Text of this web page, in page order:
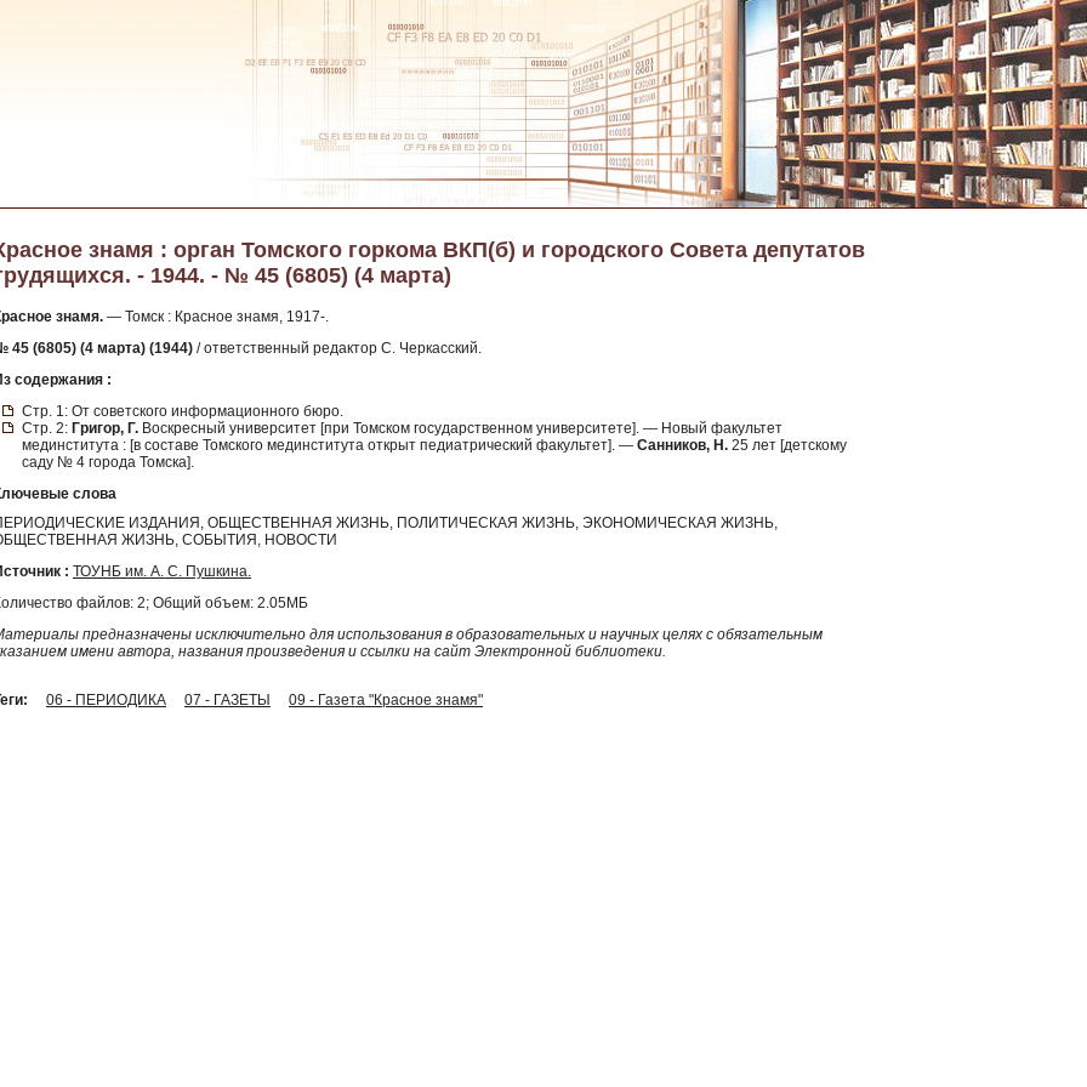
знамя : орган Томского горкома ВКП(б) и городского Совета депутатов
- 1944. - № 45 (6805) (4 марта)
знамя. — Томск : Красное знамя, 1917-.
45 (6805) (4 марта) (1944) / ответственный редактор С. Черкасский.
содержания :
Стр. 1: От советского информационного бюро.
Стр. 2: Григор, Г. Воскресный университет [при Томском государственном университете]. — Новый факультет
мединститута : [в составе Томского мединститута открыт педиатрический факультет]. — Санников, Н. 25 лет [детскому
саду № 4 города Томска].
слова
ИЗДАНИЯ, ОБЩЕСТВЕННАЯ ЖИЗНЬ, ПОЛИТИЧЕСКАЯ ЖИЗНЬ, ЭКОНОМИЧЕСКАЯ ЖИЗНЬ,
ЖИЗНЬ, СОБЫТИЯ, НОВОСТИ
: ТОУНБ им. А. С. Пушкина.
файлов: 2; Общий объем: 2.05МБ
предназначены исключительно для использования в образовательных и научных целях с обязательным
имени автора, названия произведения и ссылки на сайт Электронной библиотеки.
06 - ПЕРИОДИКА 07 - ГАЗЕТЫ 09 - Газета "Красное знамя"